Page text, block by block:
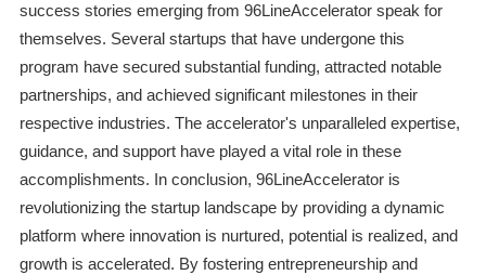
success stories emerging from 96LineAccelerator speak for
themselves. Several startups that have undergone this
program have secured substantial funding, attracted notable
partnerships, and achieved significant milestones in their
respective industries. The accelerator's unparalleled expertise,
guidance, and support have played a vital role in these
accomplishments. In conclusion, 96LineAccelerator is
revolutionizing the startup landscape by providing a dynamic
platform where innovation is nurtured, potential is realized, and
growth is accelerated. By fostering entrepreneurship and